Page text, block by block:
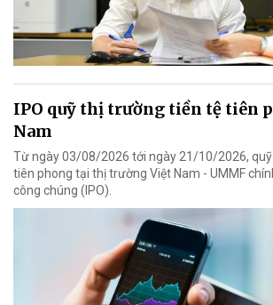
IPO quỹ thị trường tiền tệ tiên
Nam
Từ ngày 03/08/2026 tới ngày 21/10/2026,
tiên phong tại thị trường Việt Nam - UMMF
công chúng (IPO).